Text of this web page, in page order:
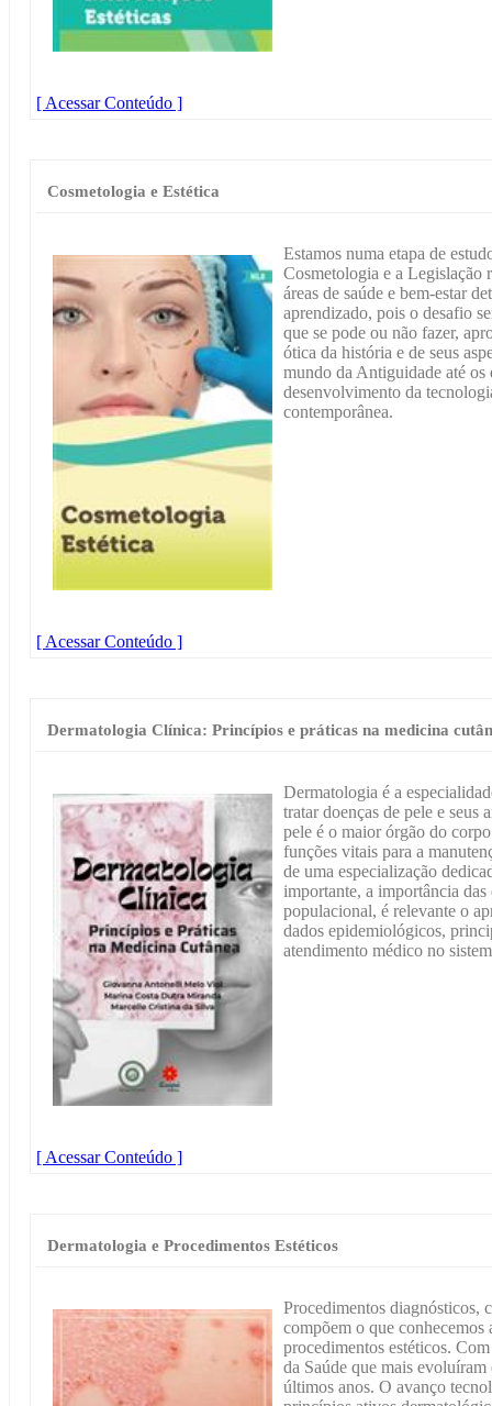
[ Acessar Conteúdo ]
Cosmetologia e Estética
Estamos numa etapa de
Cosmetologia e a Legislação
áreas de saúde e bem-estar
aprendizado, pois o desafio
que se pode ou não fazer,
ótica da história e de seus
mundo da Antiguidade até os
desenvolvimento da
contemporânea.
[ Acessar Conteúdo ]
Dermatologia Clínica: Princípios e práticas na medicina
Dermatologia é a
tratar doenças de pele e seus
pele é o maior órgão do
funções vitais para a
de uma especialização
importante, a importância
populacional, é relevante o
dados epidemiológicos,
atendimento médico no
[ Acessar Conteúdo ]
Dermatologia e Procedimentos Estéticos
Procedimentos diagnósticos,
compõem o que
procedimentos estéticos.
da Saúde que mais
últimos anos. O avanço